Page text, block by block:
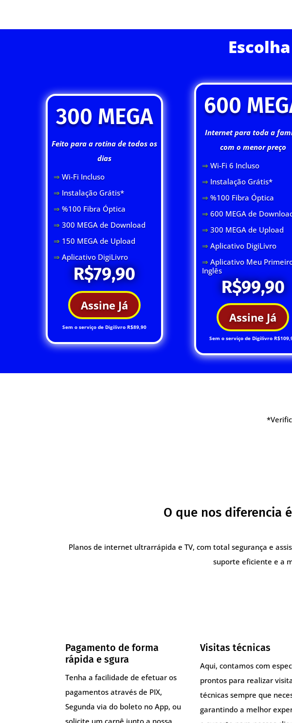
300 MEGA
Feito para a rotina de todos os
dias
⇒ Wi-Fi Incluso
⇒ Instalação Grátis*
⇒ %100 Fibra Óptica
⇒ 300 MEGA de Download
⇒ 150 MEGA de Upload
⇒Aplicativo DigiLivro
R$79,90
Assine Já
Sem o serviço de Digilivro R$89,90
600
Internet para toda a
com o menor preço
⇒ Wi-Fi 6 Incluso
⇒ Instalação Grátis*
⇒ %100 Fibra Óptica
⇒ 600 MEGA de
⇒ 300 MEGA de Upload
⇒ Aplicativo DigiLivro
⇒ Aplicativo Meu
Inglês
R$99,90
Assine Já
Sem o serviço de Digilivro
O que nos diferencia
Planos de internet ultrarrápida e TV, com total segurança e
suporte eficiente e a
Pagamento de forma
rápida e sgura
Tenha a facilidade de efetuar os
pagamentos através de PIX,
Segunda via do boleto no App, ou
solicite um carnê junto a nossa
Visitas técnicas
Aqui, contamos com
prontos para realizar
técnicas sempre que
garantindo a melhor